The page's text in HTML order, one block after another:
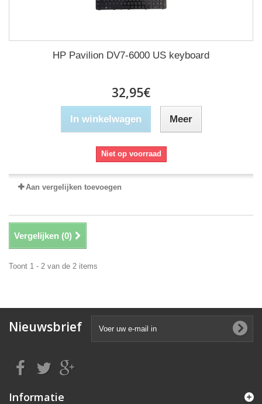
HP Pavilion DV7-6000 US keyboard
32,95€
In winkelwagen Meer
Niet op voorraad
Aan vergelijken toevoegen
Vergelijken (0)
Toont 1 - 2 van de 2 items
Nieuwsbrief
Informatie